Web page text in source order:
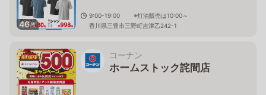
46枚
9:00-19:00 ※灯油販売は10:00～
香川県三豊市三野町吉津乙242-1
コーナン
ホームストック詫間店